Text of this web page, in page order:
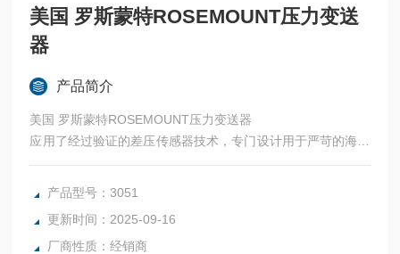
美国 罗斯蒙特ROSEMOUNT压力变送
器
产品简介
美国 罗斯蒙特ROSEMOUNT压力变送器
应用了经过验证的差压传感器技术，专门设计用于严苛的海底
环境。这款紧凑型变送器大工作压力可达 15000 psi （1034 b
ar），适合用于海底生产及控制应用。而获得zhuan利的 Satu
产品型号：3051
更新时间：2025-09-16
厂商性质：经销商